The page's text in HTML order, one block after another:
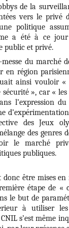
de la
vers le privé
politique
a été à ce
public et privé.
du marché
en région
ainsi vouloir
», car «
l’expression
des Jeux
des
le marché
publiques.
être mises
étape de «
le but de
à utiliser
s’est même